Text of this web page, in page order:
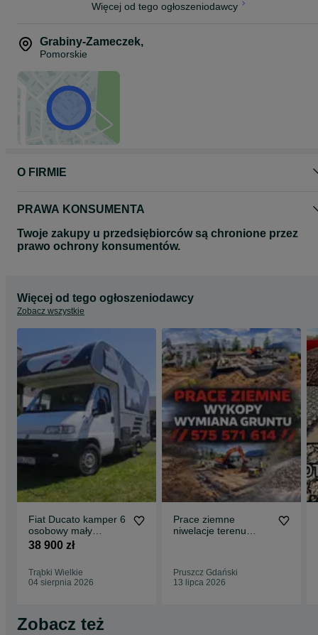
Więcej od tego ogłoszeniodawcy
Grabiny-Zameczek,
Pomorskie
O FIRMIE
PRAWA KONSUMENTA
Twoje zakupy u przedsiębiorców są chronione przez
prawo ochrony konsumentów.
Więcej od tego ogłoszeniodawcy
Zobacz wszystkie
Fiat Ducato kamper 6
osobowy mały
przebieg
38 900 zł
Trąbki Wielkie
04 sierpnia 2026
Prace ziemne
niwelacje terenu
Pruszcz Gdański
13 lipca 2026
Zobacz też